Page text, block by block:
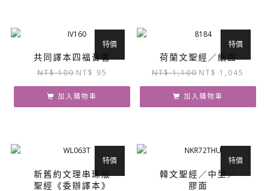
共同譯本四福音書
特價
NT$100 原
始
價
格：
NT$ 95
前
格：
加入購物車
荷蘭文聖經／紙面
特價
NT$1,100 原
始
價
格：
NT$ 1,045
前
格：
加入購物車
新舊約文理串珠版
聖經《委辦譯本》
特價
韓文聖經／中型／
膠面
特價